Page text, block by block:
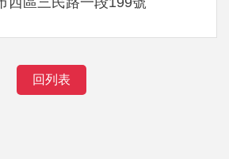
回列表